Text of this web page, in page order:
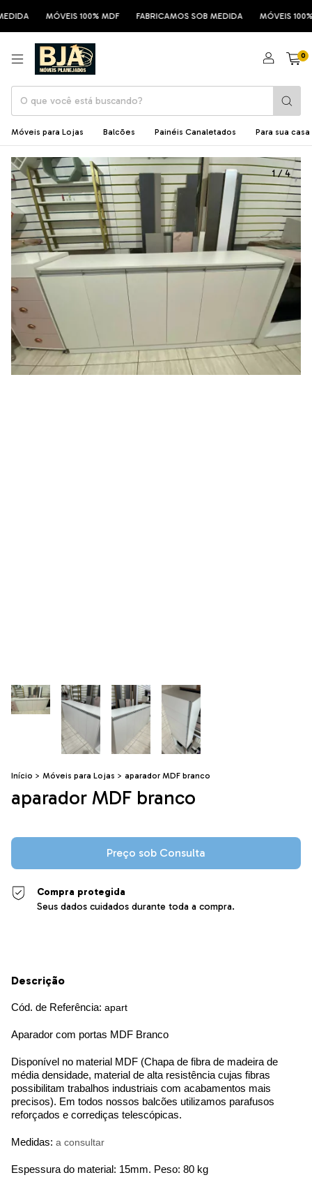
MÓVEIS 100% MDF FABRICAMOS SOB MEDIDA MÓVEIS 100%
0
Móveis para Lojas Balcões Painéis Canaletados Para sua casa
1/4
Início > Móveis para Lojas > aparador MDF branco
aparador MDF branco
Compra protegida
Seus dados cuidados durante toda a compra.
Descrição
Cód. de Referência: apart
Aparador com portas MDF Branco
Disponível no material MDF (Chapa de fibra de madeira de
média densidade, material de alta resistência cujas fibras
possibilitam trabalhos industriais com acabamentos mais
precisos). Em todos nossos balcões utilizamos parafusos
reforçados e corrediças telescópicas.
Medidas: a consultar
Espessura do material: 15mm. Peso: 80 kg